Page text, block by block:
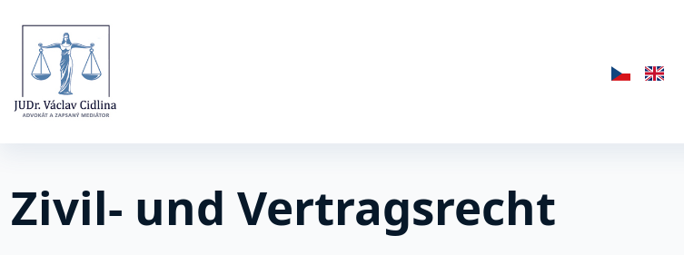
Zivil- und Vertragsrecht